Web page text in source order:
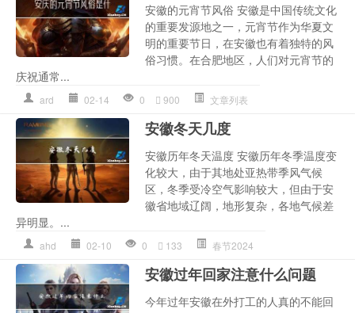
安徽的元宵节风俗 安徽是中国传统文化
的重要发源地之一，元宵节作为华夏文
明的重要节日，在安徽也有着独特的风
俗习惯。在合肥地区，人们对元宵节的
庆祝通常...
ard 02-14 0 900 文章列表
安徽冬天几度
安徽历年冬天温度 安徽历年冬季温度变
化较大，由于其地处亚热带季风气候
区，冬季受冷空气影响较大，但由于安
徽省地域辽阔，地形复杂，各地气候差
异明显。...
ahd 02-10 0 133 春节2024
安徽过年回家注意什么问题
今年过年安徽在外打工的人真的不能回